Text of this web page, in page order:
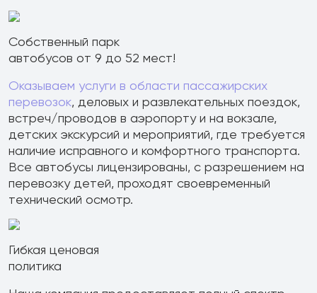
Собственный парк
автобусов от 9 до 52 мест!
Оказываем услуги в области пассажирских
перевозок, деловых и развлекательных поездок,
встреч/проводов в аэропорту и на вокзале,
детских экскурсий и мероприятий, где требуется
наличие исправного и комфортного транспорта.
Все автобусы лицензированы, с разрешением на
перевозку детей, проходят своевременный
технический осмотр.
Гибкая ценовая
политика